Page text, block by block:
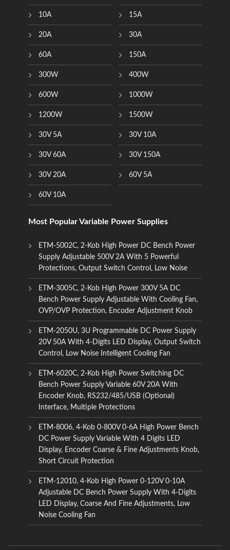
10A 15A
20A 30A
60A 150A
300W 400W
600W 1000W
1200W 1500W
30V 5A 30V 10A
30V 60A 30V 150A
30V 20A 60V 5A
60V 10A
Most Popular Variable Power Supplies
ETM-5002C, 2-Kob High Power DC Bench Power
Supply Adjustable 500V 2A With 5 Powerful
Protections, Output Switch Control, Low Noise
ETM-3005C, 2-Kob High Power 300V 5A DC
Bench Power Supply Adjustable With Cooling Fan,
OVP/OVP Protection, Encoder Adjustment Knob
ETM-2050U, 3U Programmable DC Power Supply
20V 50A With 4-Digits LED Display, Output Switch
Control, Low Noise Intelligent Cooling Fan
ETM-6020C, 2-Kob High Power Switching DC
Bench Power Supply Variable 60V 20A With
Encoder Knob, RS232/485/USB (Optional)
Interface, Multiple Protections
ETM-8006, 4-Kob 0-800V 0-6A High Power Bench
DC Power Supply Variable With 4 Digits LED
Display, Encoder Coarse & Fine Adjustments Knob,
Short Circuit Protection
ETM-12010, 4-Kob High Power 0-120V 0-10A
Adjustable DC Bench Power Supply With 4-Digits
LED Display, Coarse And Fine Adjustments, Low
Noise Cooling Fan